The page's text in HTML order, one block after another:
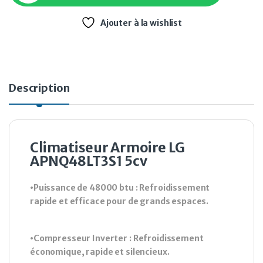
Ajouter à la wishlist
Description
Climatiseur Armoire LG
APNQ48LT3S1 5cv
•Puissance de 48000 btu : Refroidissement
rapide et efficace pour de grands espaces.
•Compresseur Inverter : Refroidissement
économique, rapide et silencieux.